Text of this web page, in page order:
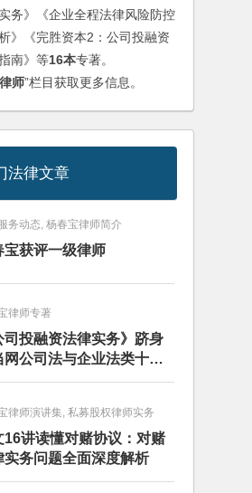
务》《企业全程法律风险防控
》《完胜资本2：公司投融资
南》等16本专著。
师”栏目获取更多信息。
法律文章
务动态, 杨春宝律师简介
宝获评一级律师
律师专著
司投融资法律实务》跻身
网公司法与企业法类十大
图书榜
律师演讲集, 私募股权律师实务
16讲读懂对赌协议：对赌
实务问题全面深度解析